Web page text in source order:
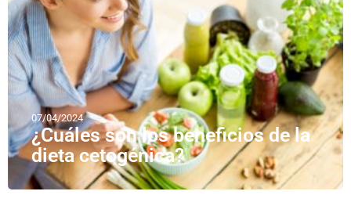
07/04/2024
¿Cuáles son los beneficios de la
dieta cetogénica?